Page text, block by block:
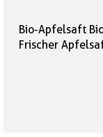
Bio-Apfelsaft
Frischer